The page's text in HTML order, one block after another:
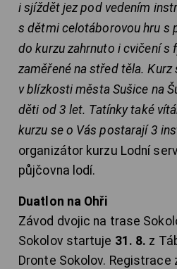
i sjíždět jez pod vedením
s dětmi celotáborovou hru s
do kurzu zahrnuto i cvičení s
zaměřené na střed těla. Kurz
v blízkosti města Sušice na
děti od 3 let. Tatínky také
kurzu se o Vás postarají 3
organizátor kurzu Lodní
půjčovna lodí.
Duatlon na Ohři
Závod dvojic na trase
Sokolov startuje 31. 8. z
Dronte Sokolov. Registrace